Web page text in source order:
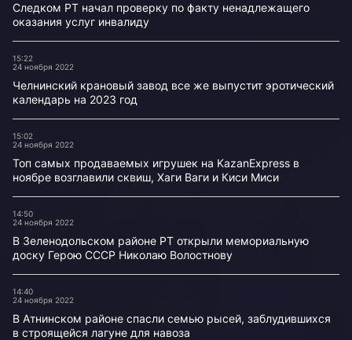
Следком РТ начал проверку по факту ненадлежащего
оказания услуг инвалиду
15:22
24 ноября 2022
Челнинский крановый завод все же выпустит эротический
календарь на 2023 год
15:02
24 ноября 2022
Топ самых продаваемых игрушек на KazanExpress в
ноябре возглавили сквиш, Хаги Ваги и Киси Миси
14:50
24 ноября 2022
В Зеленодольском районе РТ открыли мемориальную
доску Герою СССР Николаю Волостнову
14:40
24 ноября 2022
В Атнинском районе спасли семью рысей, заблудившихся
в строящейся лагуне для навоза